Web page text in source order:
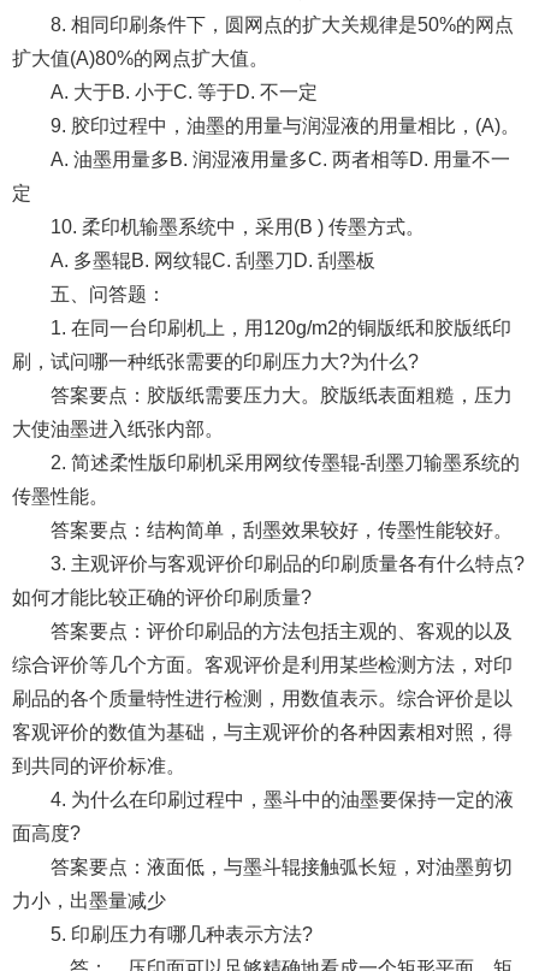
8. 相同印刷条件下，圆网点的扩大关规律是50%的网点
扩大值(A)80%的网点扩大值。
A. 大于B. 小于C. 等于D. 不一定
9. 胶印过程中，油墨的用量与润湿液的用量相比，(A)。
A. 油墨用量多B. 润湿液用量多C. 两者相等D. 用量不一
定
10. 柔印机输墨系统中，采用(B ) 传墨方式。
A. 多墨辊B. 网纹辊C. 刮墨刀D. 刮墨板
五、问答题：
1. 在同一台印刷机上，用120g/m2的铜版纸和胶版纸印
刷，试问哪一种纸张需要的印刷压力大?为什么?
答案要点：胶版纸需要压力大。胶版纸表面粗糙，压力
大使油墨进入纸张内部。
2. 简述柔性版印刷机采用网纹传墨辊-刮墨刀输墨系统的
传墨性能。
答案要点：结构简单，刮墨效果较好，传墨性能较好。
3. 主观评价与客观评价印刷品的印刷质量各有什么特点?
如何才能比较正确的评价印刷质量?
答案要点：评价印刷品的方法包括主观的、客观的以及
综合评价等几个方面。客观评价是利用某些检测方法，对印
刷品的各个质量特性进行检测，用数值表示。综合评价是以
客观评价的数值为基础，与主观评价的各种因素相对照，得
到共同的评价标准。
4. 为什么在印刷过程中，墨斗中的油墨要保持一定的液
面高度?
答案要点：液面低，与墨斗辊接触弧长短，对油墨剪切
力小，出墨量减少
5. 印刷压力有哪几种表示方法?